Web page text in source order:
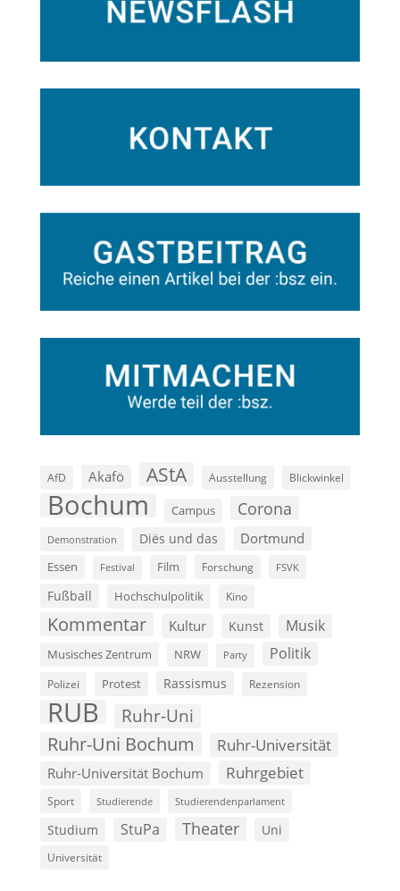
AfD Akafö AStA Ausstellung Blickwinkel
Bochum Campus Corona
Demonstration Diës und das Dortmund
Essen Festival Film Forschung FSVK
Fußball Hochschulpolitik Kino
Kommentar Kultur Kunst Musik
Musisches Zentrum NRW Party Politik
Polizei Protest Rassismus Rezension
RUB Ruhr-Uni
Ruhr-Uni Bochum Ruhr-Universität
Ruhr-Universität Bochum Ruhrgebiet
Sport Studierende Studierendenparlament
Studium StuPa Theater Uni
Universität